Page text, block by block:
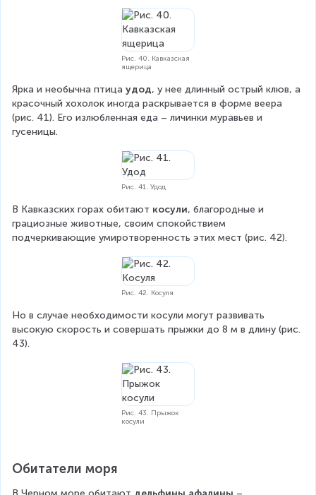
Рис. 40. Кавказская
ящерица
Ярка и необычна птица удод, у нее длинный острый клюв, а
красочный хохолок иногда раскрывается в форме веера
(рис. 41). Его излюбленная еда – личинки муравьев и
гусеницы.
Рис. 41. Удод
В Кавказских горах обитают косули, благородные и
грациозные животные, своим спокойствием
подчеркивающие умиротворенность этих мест (рис. 42).
Рис. 42. Косуля
Но в случае необходимости косули могут развивать
высокую скорость и совершать прыжки до 8 м в длину (рис.
43).
Рис. 43. Прыжок
косули
Обитатели моря